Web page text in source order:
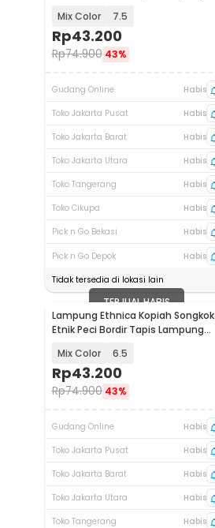
Mix Color 7.5
Rp43.200
Rp74.900 43%
Gudang Online
Habis
Toko Jakarta Pusat
Habis
Toko Jakarta Barat
Habis
Toko Jakarta Utara
Habis
Toko Tangerang
Habis
Toko Cikupa
Habis
Pick n Go Bekasi
Habis
Pick n Go Depok
Habis
Tidak tersedia di lokasi lain
TERJUAL HABIS
Lampung Ethnica Kopiah Songkok
Etnik Peci Bordir Tapis Lampung
Mix Color 6.5
Rp43.200
Rp74.900 43%
Gudang Online
Habis
Toko Jakarta Pusat
Habis
Toko Jakarta Barat
Habis
Toko Jakarta Utara
Habis
Toko Tangerang
Habis